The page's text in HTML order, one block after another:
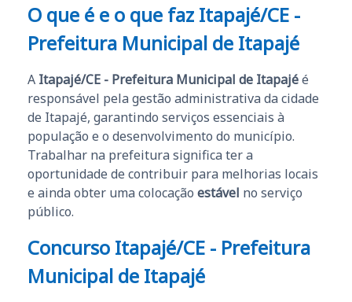
O que é e o que faz Itapajé/CE -
Prefeitura Municipal de Itapajé
A Itapajé/CE - Prefeitura Municipal de Itapajéé
responsável pela gestão administrativa da cidade
de Itapajé, garantindo serviços essenciais à
população e o desenvolvimento do município.
Trabalhar na prefeitura significa ter a
oportunidade de contribuir para melhorias locais
e ainda obter uma colocação estável no serviço
público.
Concurso Itapajé/CE - Prefeitura
Municipal de Itapajé